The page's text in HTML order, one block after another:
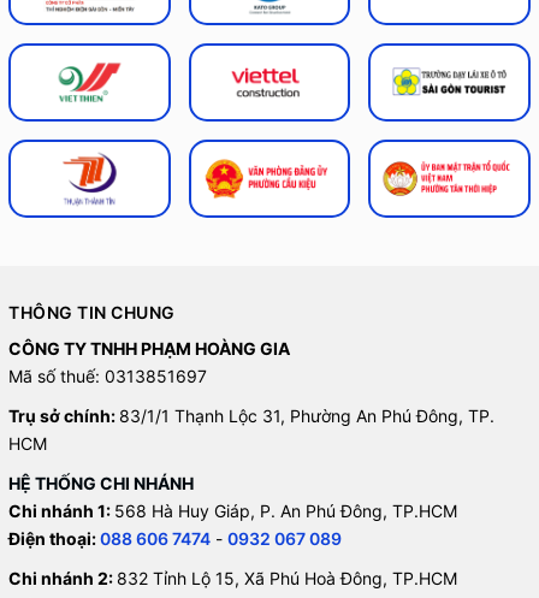
THÔNG TIN CHUNG
CÔNG TY TNHH PHẠM HOÀNG GIA
Mã số thuế: 0313851697
Trụ sở chính: 83/1/1 Thạnh Lộc 31, Phường An Phú Đông, TP.
HCM
HỆ THỐNG CHI NHÁNH
Chi nhánh 1: 568 Hà Huy Giáp, P. An Phú Đông, TP.HCM
Điện thoại:088 606 7474 - 0932 067 089
Chi nhánh 2: 832 Tỉnh Lộ 15, Xã Phú Hoà Đông, TP.HCM